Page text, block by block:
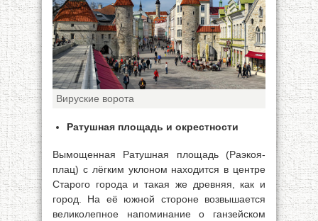
Вируские ворота
Ратушная площадь и окрестности
Вымощенная Ратушная площадь (Раэкоя-
плац) с лёгким уклоном находится в центре
Старого города и такая же древняя, как и
город. На её южной стороне возвышается
великолепное напоминание о ганзейском